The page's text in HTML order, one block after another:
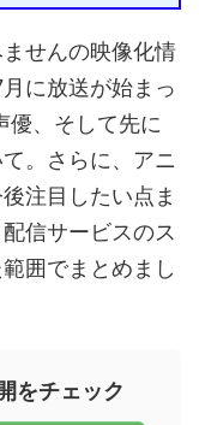
せんの映像化情
に放送が始まっ
優、そして先に
。さらに、アニ
注目したい点ま
信サービスのス
囲でまとめまし
をチェック